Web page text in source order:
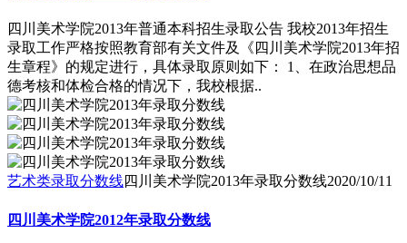
四川美术学院2013年普通本科招生录取公告 我校2013年招生
录取工作严格按照教育部有关文件及《四川美术学院2013年招
生章程》的规定进行，具体录取原则如下： 1、在政治思想品
德考核和体检合格的情况下，我校根据..
艺术类录取分数线四川美术学院2013年录取分数线2020/10/11
四川美术学院2012年录取分数线